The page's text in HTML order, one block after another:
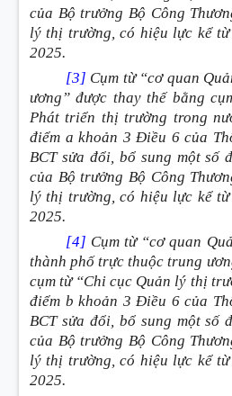
của Bộ trưởng Bộ Công
lý thị trường, có hiệu lực kể
2025.
[3] Cụm từ “cơ quan
ương” được thay thế bằng
Phát triển thị trường trong
điểm a khoản 3 Điều 6 của
BCT sửa đổi, bổ sung một số
của Bộ trưởng Bộ Công
lý thị trường, có hiệu lực kể
2025.
[4] Cụm từ “cơ quan
thành phố trực thuộc trung
cụm từ “Chi cục Quản lý thị
điểm b khoản 3 Điều 6 của
BCT sửa đổi, bổ sung một số
của Bộ trưởng Bộ Công
lý thị trường, có hiệu lực kể
2025.